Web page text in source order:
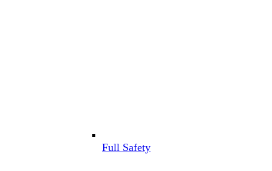
Full Safety